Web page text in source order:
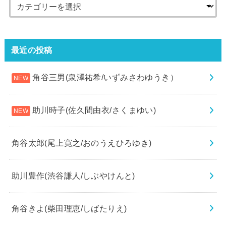
最近の投稿
角谷三男(泉澤祐希/いずみさわゆうき）
助川時子(佐久間由衣/さくまゆい)
角谷太郎(尾上寛之/おのうえひろゆき)
助川豊作(渋谷謙人/しぶやけんと)
角谷きよ(柴田理恵/しばたりえ)